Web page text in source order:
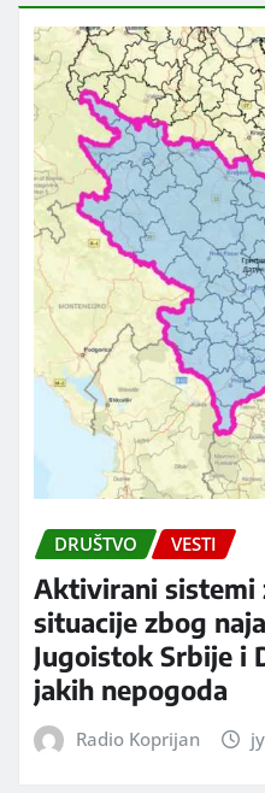
DRUŠTVO VESTI
Aktivirani sistemi
situacije zbog
Jugoistok Srbije i
jakih nepogoda
Radio Koprijan